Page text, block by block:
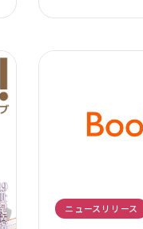
ニュースリリース